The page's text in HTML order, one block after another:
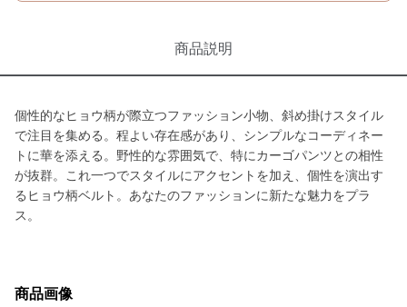
商品説明
個性的なヒョウ柄が際立つファッション小物、斜め掛けスタイル
で注目を集める。程よい存在感があり、シンプルなコーディネー
トに華を添える。野性的な雰囲気で、特にカーゴパンツとの相性
が抜群。これ一つでスタイルにアクセントを加え、個性を演出す
るヒョウ柄ベルト。あなたのファッションに新たな魅力をプラ
ス。
商品画像